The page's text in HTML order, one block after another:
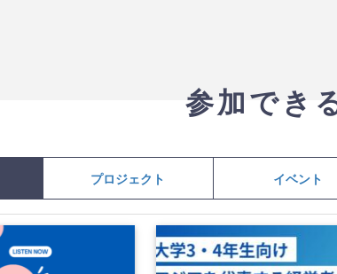
参加でき
プロジェクト イベント